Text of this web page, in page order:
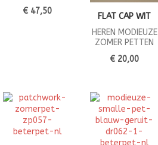
€ 47,50
FLAT CAP WIT
HEREN MODIEUZE
ZOMER PETTEN
€ 20,00